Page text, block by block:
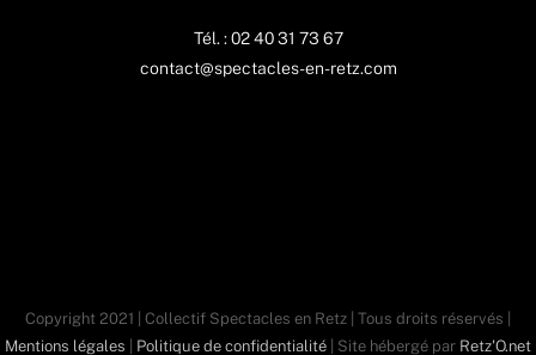
Tél. : 02 40 31 73 67
contact@spectacles-en-retz.com
Copyright 2021 | Collectif Spectacles en Retz | Tous droits réservés |
Mentions légales
Politique de confidentialité | Site hébergé par Retz'O.net